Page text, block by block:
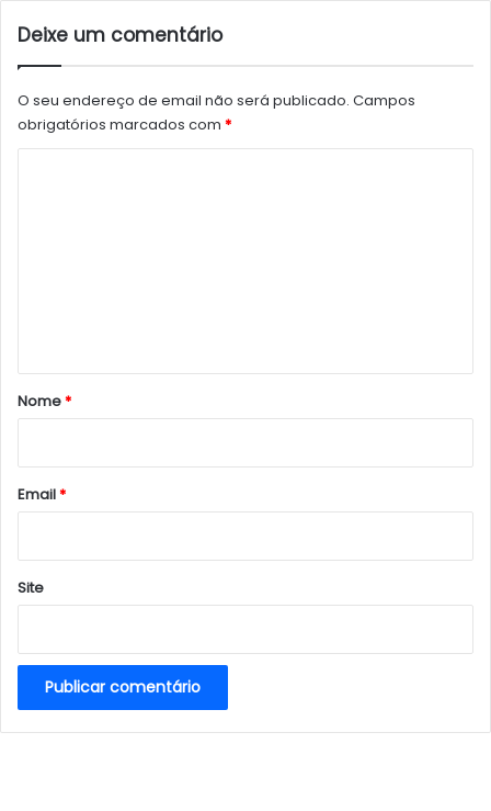
Deixe um comentário
O seu endereço de email não será publicado. Campos
obrigatórios marcados com *
r
*
Nome*
Email*
Site